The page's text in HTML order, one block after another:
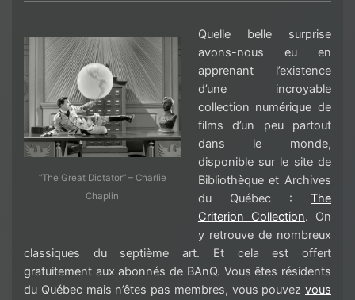
“The Great Dictator” – Charlie
Chaplin
Quelle belle surprise
avons-nous eu en
apprenant l’existence
d’une incroyable
collection numérique de
films d’un peu partout
dans le monde,
disponible sur le site de
Bibliothèque et Archives
du Québec : The
Criterion Collection. On
y retrouve de nombreux
classiques du septième art. Et cela est offert
gratuitement aux abonnés de BAnQ. Vous êtes résidents
du Québec mais n’êtes pas membres, vous pouvez vous